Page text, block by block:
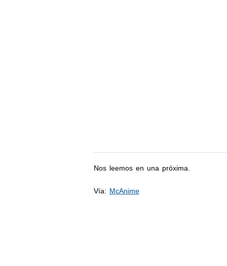
Nos leemos en una próxima.
Vía: McAnime